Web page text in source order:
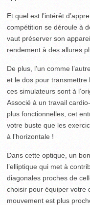
Et quel est l’intérêt
compétition se déroule à
vaut préserver son
rendement à des allures
De plus, l’un comme
et le dos pour transmettre
ces simulateurs sont à
Associé à un travail
plus fonctionnelles, cet
votre buste que les
à l’horizontale !
Dans cette optique, un
l’elliptique qui met à
diagonales proches de
choisir pour équiper votre
mouvement est plus